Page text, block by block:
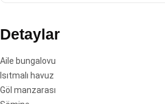
Detaylar
Aile bungalovu
Isıtmalı havuz
Göl manzarası